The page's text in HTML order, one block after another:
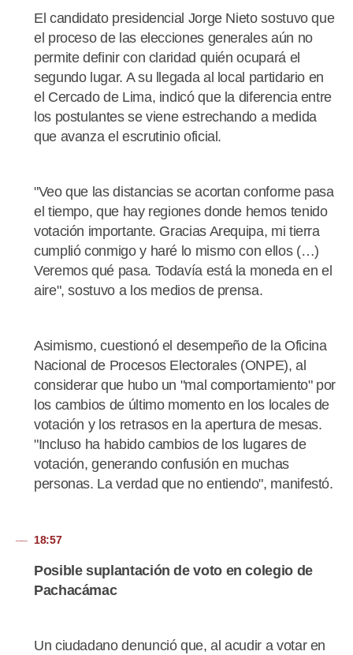
El candidato presidencial Jorge Nieto sostuvo que
el proceso de las elecciones generales aún no
permite definir con claridad quién ocupará el
segundo lugar. A su llegada al local partidario en
el Cercado de Lima, indicó que la diferencia entre
los postulantes se viene estrechando a medida
que avanza el escrutinio oficial.
"Veo que las distancias se acortan conforme pasa
el tiempo, que hay regiones donde hemos tenido
votación importante. Gracias Arequipa, mi tierra
cumplió conmigo y haré lo mismo con ellos (…)
Veremos qué pasa. Todavía está la moneda en el
aire", sostuvo a los medios de prensa.
Asimismo, cuestionó el desempeño de la Oficina
Nacional de Procesos Electorales (ONPE), al
considerar que hubo un "mal comportamiento" por
los cambios de último momento en los locales de
votación y los retrasos en la apertura de mesas.
"Incluso ha habido cambios de los lugares de
votación, generando confusión en muchas
personas. La verdad que no entiendo", manifestó.
18:57
Posible suplantación de voto en colegio de
Pachacámac
Un ciudadano denunció que, al acudir a votar en